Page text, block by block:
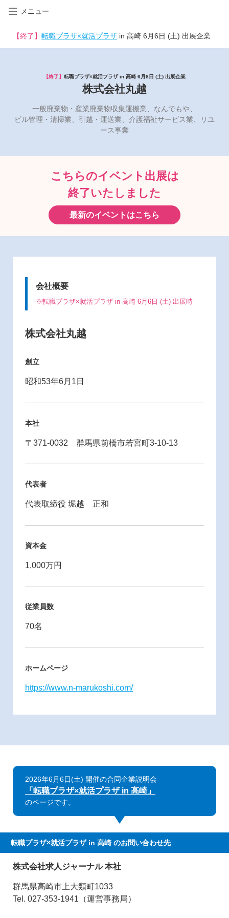
メニュー
【終了】 転職プラザ×就活プラザ in 高崎 6月6日 (土) 出展企業
【終了】 転職プラザ×就活プラザ in 高崎 6月6日 (土) 出展企業
株式会社丸越
一般廃棄物・産業廃棄物収集運搬業、なんでもや、
ビル管理・清掃業、引越・運送業、介護福祉サービス業、リユ
ース事業
こちらのイベント出展は
終了いたしました
最新のイベントはこちら
会社概要
※転職プラザ×就活プラザ in 高崎 6月6日 (土) 出展時
株式会社丸越
創立
昭和53年6月1日
本社
〒371-0032 群馬県前橋市若宮町3-10-13
代表者
代表取締役 堀越 正和
資本金
1,000万円
従業員数
70名
ホームページ
https://www.n-marukoshi.com/
2026年6月6日(土) 開催の合同企業説明会
「転職プラザ×就活プラザ in 高崎」
のページです。
転職プラザ×就活プラザ in 高崎 のお問い合わせ先
株式会社求人ジャーナル 本社
群馬県高崎市上大類町1033
Tel. 027-353-1941（運営事務局）